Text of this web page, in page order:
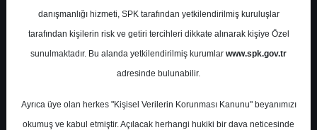
TAVHL - Hedef Fiyat
Deniz Yatırım 24 Ekim 2025
danışmanlığı hizmeti, SPK tarafından yetkilendirilmiş kuruluşlar
tarafından kişilerin risk ve getiri tercihleri dikkate alınarak kişiye Özel
sunulmaktadır. Bu alanda yetkilendirilmiş kurumlar www.spk.gov.tr
adresinde bulunabilir.
Ayrıca üye olan herkes "Kişisel Verilerin Korunması Kanunu" beyanımızı
okumuş ve kabul etmiştir. Açılacak herhangi hukiki bir dava neticesinde